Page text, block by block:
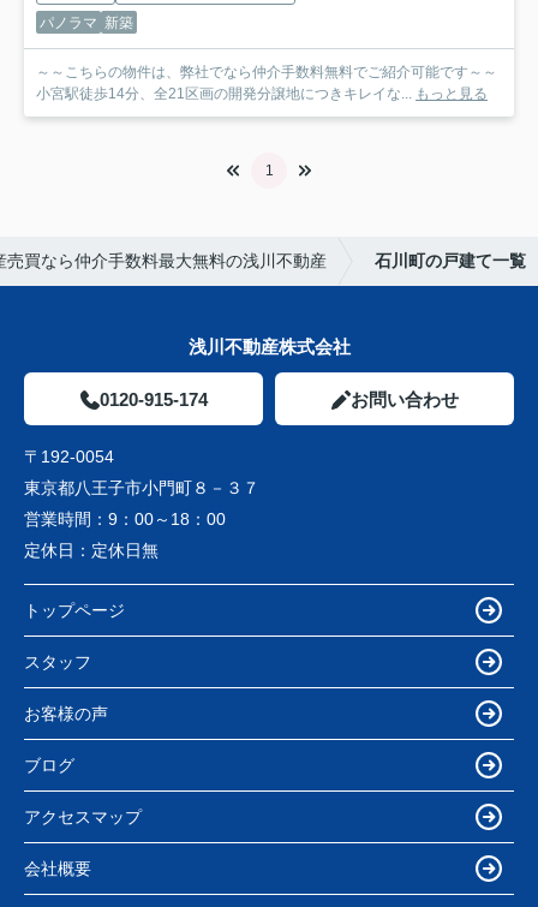
パノラマ 新築
～～こちらの物件は、弊社でなら仲介手数料無料でご紹介可能です～～
小宮駅徒歩14分、全21区画の開発分譲地につきキレイな... もっと見る
1
売買なら仲介手数料最大無料の浅川不動産 石川町の戸建て一覧
浅川不動産株式会社
0120-915-174 お問い合わせ
〒192-0054
東京都八王子市小門町８－３７
営業時間： 9：00～18：00
定休日： 定休日無
トップページ
スタッフ
お客様の声
ブログ
アクセスマップ
会社概要